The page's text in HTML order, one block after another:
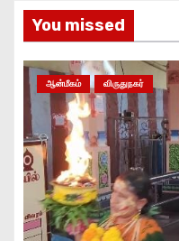
You missed
ஆன்மீகம் விருதுநகர்